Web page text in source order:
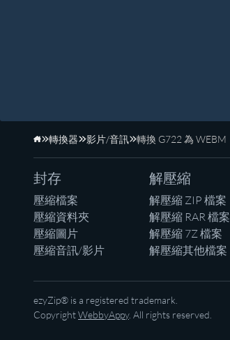
首頁
轉換器 影片/音訊 轉換 G722 為 WEBM
封存
壓縮檔案
壓縮資料夾
壓縮圖片
壓縮音訊/影片
解壓縮
解壓縮 ZIP 檔案
解壓縮 RAR 檔案
解壓縮 7Z 檔案
解壓縮其他檔案
ezyZip® is a registered trademark.
CopyrightWebbyAppy. All rights reserved.